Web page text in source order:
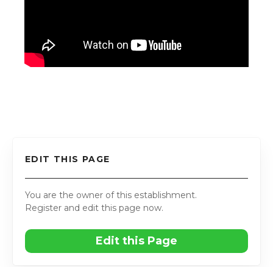
EDIT THIS PAGE
You are the owner of this establishment.
Register and edit this page now.
Edit this Page